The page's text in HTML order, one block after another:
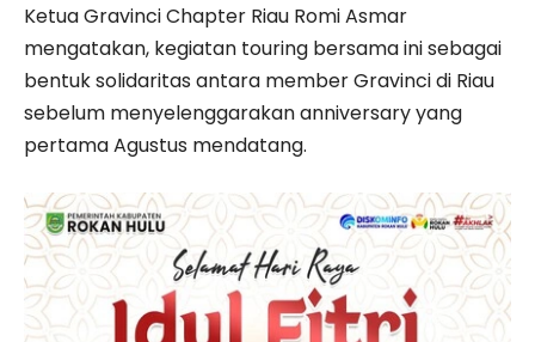
Ketua Gravinci Chapter Riau Romi Asmar
mengatakan, kegiatan touring bersama ini sebagai
bentuk solidaritas antara member Gravinci di Riau
sebelum menyelenggarakan anniversary yang
pertama Agustus mendatang.